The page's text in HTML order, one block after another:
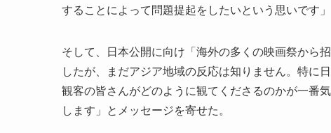
することによって問題提起をしたいという思いです
そして、日本公開に向け「海外の多くの映画祭から
したが、まだアジア地域の反応は知りません。特に
観客の皆さんがどのように観てくださるのかが一番
します」とメッセージを寄せた。